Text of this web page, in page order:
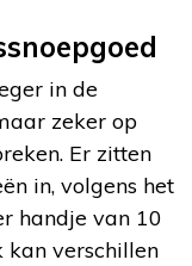
in de
zeker op
Er zitten
in, volgens het
handje van 10
verschillen